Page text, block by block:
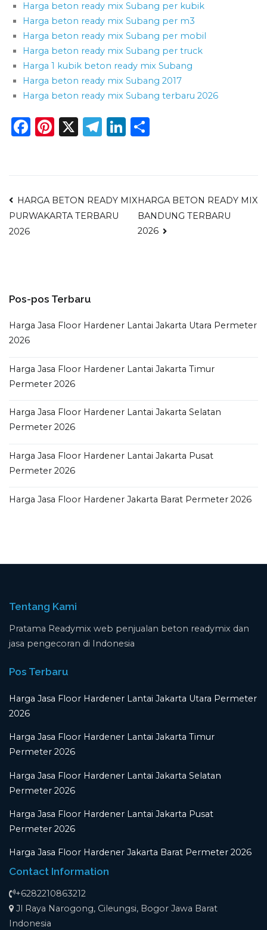
Harga beton ready mix Subang per kubik
Harga beton ready mix Subang per m3
Harga beton ready mix Subang per mobil
Harga beton ready mix Subang per truck
Harga 1 kubik beton ready mix Subang
Harga beton ready mix Subang 2017
Harga beton ready mix Subang terbaru 2026
Facebook
Pinterest
X Telegram
LinkedIn
Navigasi
pos
HARGA BETON READY MIX
PURWAKARTA TERBARU
2026
HARGA BETON READY MIX
BANDUNG TERBARU
2026
Pos-pos Terbaru
Harga Jasa Floor Hardener Lantai Jakarta Utara Permeter
2026
Harga Jasa Floor Hardener Lantai Jakarta Timur
Permeter 2026
Harga Jasa Floor Hardener Lantai Jakarta Selatan
Permeter 2026
Harga Jasa Floor Hardener Lantai Jakarta Pusat
Permeter 2026
Harga Jasa Floor Hardener Jakarta Barat Permeter 2026
Tentang Kami
Pratama Readymix web penjualan beton readymix dan
jasa pengecoran di Indonesia
Pos Terbaru
Harga Jasa Floor Hardener Lantai Jakarta Utara Permeter
2026
Harga Jasa Floor Hardener Lantai Jakarta Timur
Permeter 2026
Harga Jasa Floor Hardener Lantai Jakarta Selatan
Permeter 2026
Harga Jasa Floor Hardener Lantai Jakarta Pusat
Permeter 2026
Harga Jasa Floor Hardener Jakarta Barat Permeter 2026
Contact Information
+6282210863212
Jl Raya Narogong, Cileungsi, Bogor Jawa Barat
Indonesia